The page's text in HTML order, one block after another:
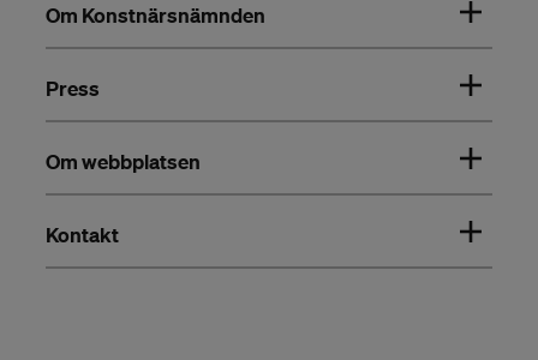
Om Konstnärsnämnden
Press
Om webbplatsen
Kontakt